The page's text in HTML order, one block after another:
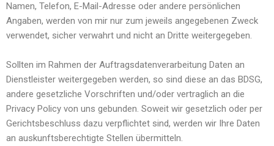
Namen, Telefon, E-Mail-Adresse oder andere persönlichen
Angaben, werden von mir nur zum jeweils angegebenen Zweck
verwendet, sicher verwahrt und nicht an Dritte weitergegeben.
Sollten im Rahmen der Auftragsdatenverarbeitung Daten an
Dienstleister weitergegeben werden, so sind diese an das BDSG,
andere gesetzliche Vorschriften und/oder vertraglich an die
Privacy Policy von uns gebunden. Soweit wir gesetzlich oder per
Gerichtsbeschluss dazu verpflichtet sind, werden wir Ihre Daten
an auskunftsberechtigte Stellen übermitteln.